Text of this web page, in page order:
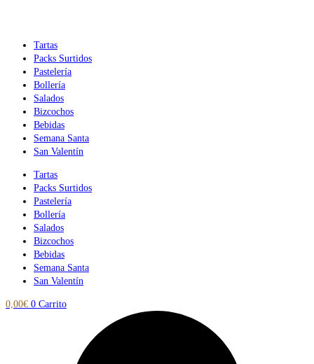
Tartas
Packs Surtidos
Pastelería
Bollería
Salados
Bizcochos
Bebidas
Semana Santa
San Valentín
Tartas
Packs Surtidos
Pastelería
Bollería
Salados
Bizcochos
Bebidas
Semana Santa
San Valentín
0,00€ 0 Carrito